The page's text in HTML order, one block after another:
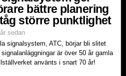
bättre planering
större punktlighet
sedan
signalsystem, ATC, börjar bli slitet
är över 50 år gamla
använts i snart 70 år!